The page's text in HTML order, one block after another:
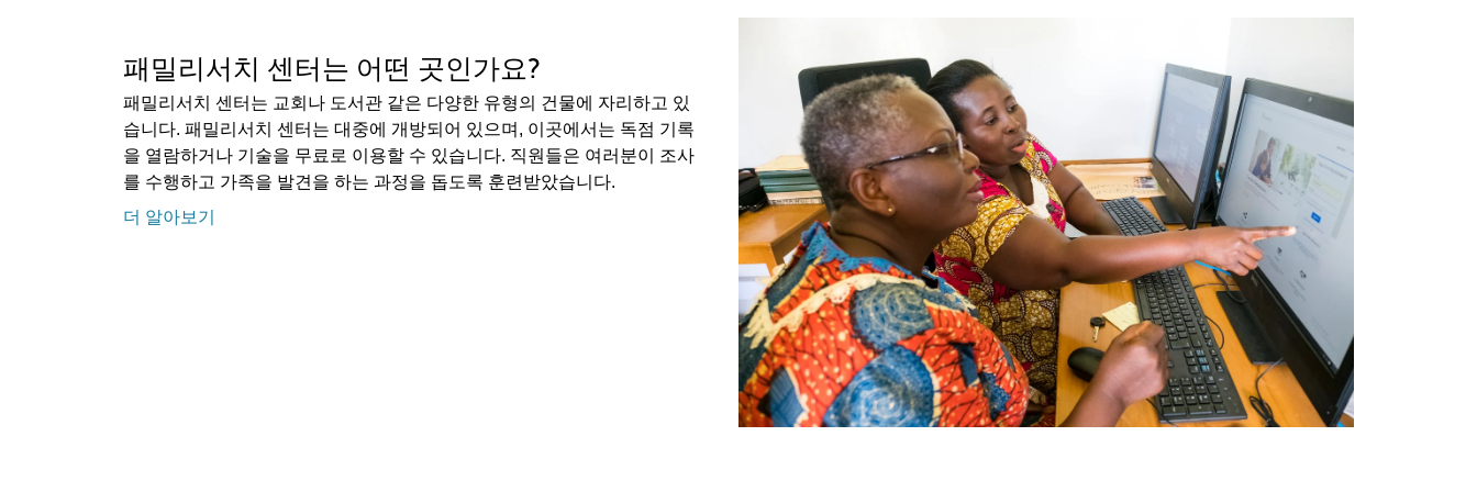
패밀리서치 센터는 어떤 곳인가요?
패밀리서치 센터는 교회나 도서관 같은 다양한 유형의 건물에 자리하고 있
습니다. 패밀리서치 센터는 대중에 개방되어 있으며, 이곳에서는 독점 기록
을 열람하거나 기술을 무료로 이용할 수 있습니다. 직원들은 여러분이 조사
를 수행하고 가족을 발견을 하는 과정을 돕도록 훈련받았습니다.
더 알아보기